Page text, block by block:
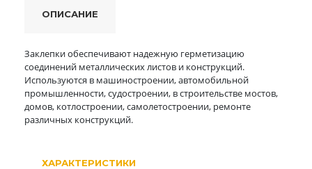
ОПИСАНИЕ
Заклепки обеспечивают надежную герметизацию
соединений металлических листов и конструкций.
Используются в машиностроении, автомобильной
промышленности, судостроении, в строительстве мостов,
домов, котлостроении, самолетостроении, ремонте
различных конструкций.
ХАРАКТЕРИСТИКИ